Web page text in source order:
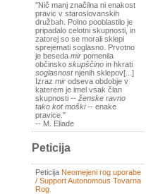
"Nič manj značilna ni enakost
pravic v staroslovanskih
družbah. Polno pooblastilo je
pripadalo celotni skupnosti, in
zatorej so se morali sklepi
sprejemati soglasno. Prvotno
je beseda mir pomenila
občinsko skupščino in hkrati
soglasnostnjenih sklepov[...]
Izraz mir odseva obdobje v
katerem je imel vsak član
skupnosti -- ženske ravno
tako kot moški-- enake
pravice."
-- M. Eliade
Peticija
Peticija Neomejeni rog uporabe
/ Support Autonomous Tovarna
Rog